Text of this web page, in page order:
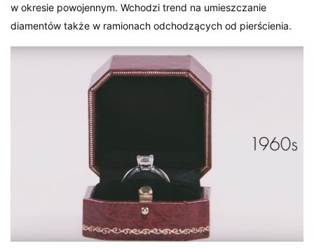
w okresie powojennym. Wchodzi trend na umieszczanie
diamentów także w ramionach odchodzących od pierścienia.